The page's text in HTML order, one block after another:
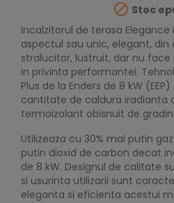
 Stoc
Incalzitorul de terasa
aspectul sau unic, elegant, din
stralucitor, lustruit, dar nu
in privinta performantei.
Plus de la Enders de 8 kW
cantitate de caldura iradianta
termoizolant obisnuit de
Utilizeaza cu 30% mai putin
putin dioxid de carbon decat
de 8 kW. Designul de calitate
si usurinta utilizarii sunt
eleganta si eficienta acestui